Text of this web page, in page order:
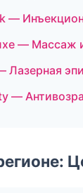
—
— Массаж
Лазерная
—